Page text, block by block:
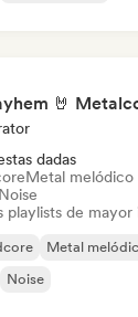
dadas
Metal melódico
Noise
playlists de
Metal
Noise